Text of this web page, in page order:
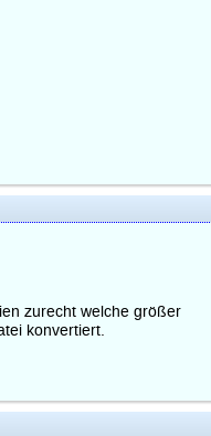
zurecht welche größer
konvertiert.